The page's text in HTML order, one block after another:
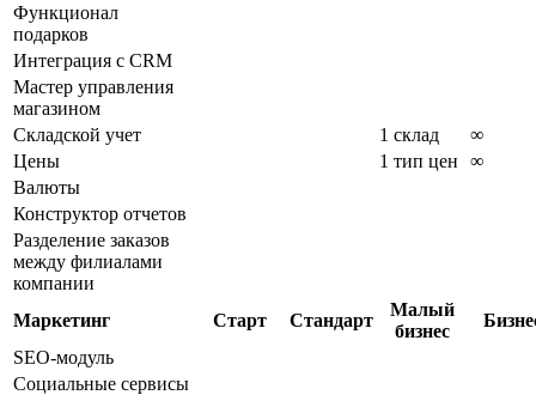
Функционал
подарков
Интеграция с CRM
Мастер управления
магазином
Складской учет
1 склад
∞
Цены
1 тип цен
∞
Валюты
Конструктор отчетов
Разделение заказов
между филиалами
компании
Маркетинг
Старт Стандарт
Малый
бизнес
SEO-модуль
Социальные сервисы